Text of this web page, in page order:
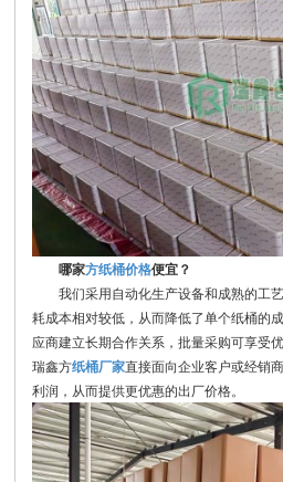
哪家方纸桶价格便宜？
我们采用自动化生产设备和成熟的工
耗成本相对较低，从而降低了单个纸桶的
应商建立长期合作关系，批量采购可享受
瑞鑫方纸桶厂家直接面向企业客户或经销
利润，从而提供更优惠的出厂价格。